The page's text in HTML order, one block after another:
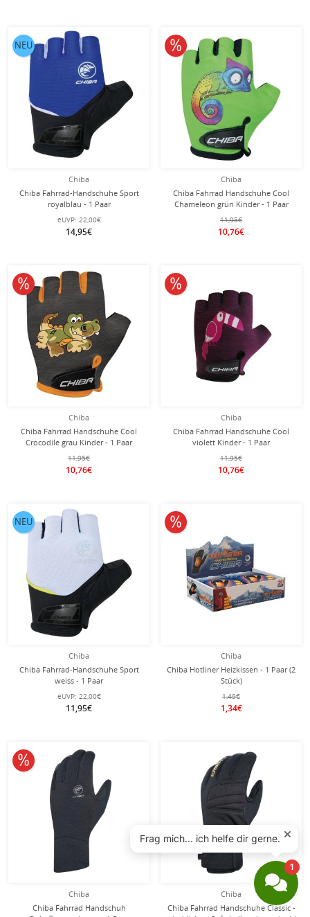
Chiba
Chiba Fahrrad-Handschuhe Sport
royalblau - 1 Paar
eUVP: 22,00€
14,95€
NEU
Chiba
Chiba Fahrrad Handschuhe Cool
Chameleon grün Kinder - 1 Paar
11,95€
10,76€
10% reduziert
Chiba
Chiba Fahrrad Handschuhe Cool
Crocodile grau Kinder - 1 Paar
11,95€
10,76€
10% reduziert
Chiba
Chiba Fahrrad Handschuhe Cool
violett Kinder - 1 Paar
11,95€
10,76€
10% reduziert
Chiba
Chiba Fahrrad-Handschuhe Sport
weiss - 1 Paar
eUVP: 22,00€
11,95€
NEU
Chiba
Chiba Hotliner Heizkissen - 1 Paar (2
Stück)
1,49€
1,34€
10% reduziert
Chiba
Chiba Fahrrad Handschuh
10% reduziert
Chiba
Chiba Fahrrad Handschuhe Classic -